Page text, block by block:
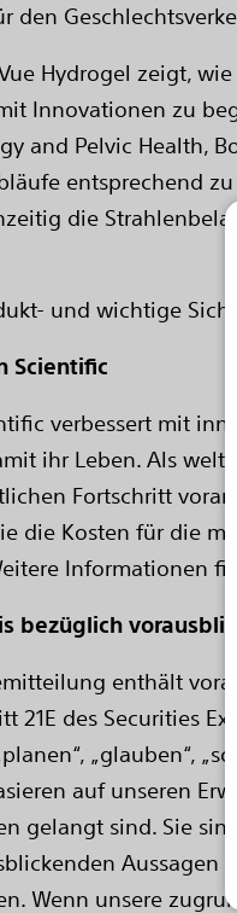
den
Vue Hydrogel zeigt,
Innovationen zu
and Pelvic Health,
entsprechend
die
und wichtige
Scientific
verbessert mit
ihr Leben. Als
Fortschritt
die Kosten für die
Informationen
bezüglich
enthält
21E des Securities
„glauben“,
auf unseren
gelangt sind. Sie
Aussagen
Wenn unsere